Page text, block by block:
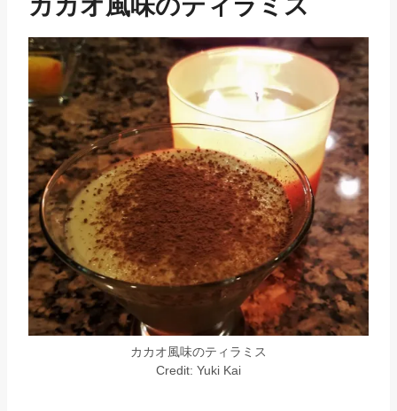
カカオ風味のティラミス
カカオ風味のティラミス
Credit: Yuki Kai